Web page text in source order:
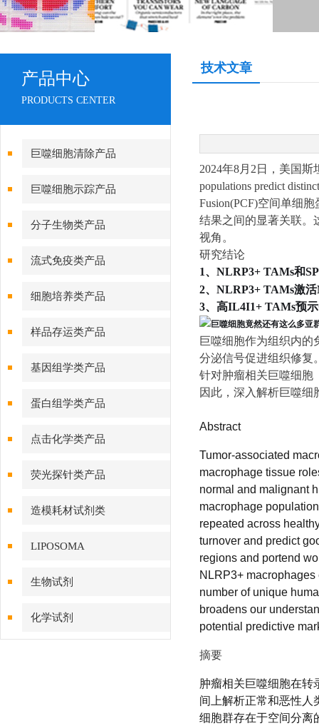
产品中心
PRODUCTS CENTER
巨噬细胞清除产品
巨噬细胞示踪产品
分子生物类产品
流式免疫类产品
细胞培养类产品
样品存运类产品
基因组学类产品
蛋白组学类产品
点击化学类产品
荧光探针类产品
造模耗材试剂类
LIPOSOMA
生物试剂
化学试剂
技术文章
2024年8月2日，美国斯
populations predict
Fusion(PCF)空间单细
结果之间的显著关联。
视角。
研究结论
1、NLRP3+ TAMs和
2、NLRP3+ TAMs激活
3、高IL4I1+ TAMs预
巨噬细胞作为组织内
分泌信号促进组织修复
针对肿瘤相关巨噬细胞
因此，深入解析巨噬
Abstract
Tumor-associated
macrophage tissue
normal and malignant
macrophage
repeated across
turnover and predict
regions and portend
NLRP3+
number of unique
broadens our
potential predictive
摘要
肿瘤相关巨噬细胞在转
间上解析正常和恶性人
细胞群存在于空间分离